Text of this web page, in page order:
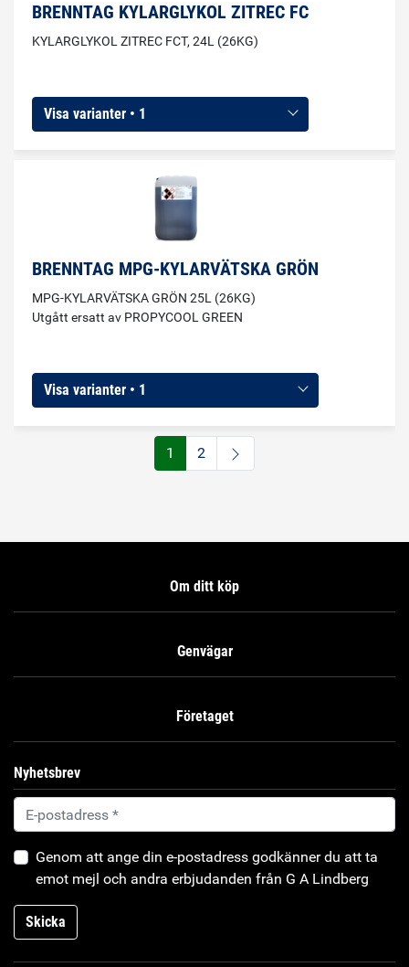
BRENNTAG KYLARGLYKOL ZITREC FC
KYLARGLYKOL ZITREC FCT, 24L (26KG)
Visa varianter • 1
BRENNTAG MPG-KYLARVÄTSKA GRÖN
MPG-KYLARVÄTSKA GRÖN 25L (26KG)
Utgått ersatt av PROPYCOOL GREEN
Visa varianter • 1
1 2
Om ditt köp
Genvägar
Företaget
Nyhetsbrev
Genom att ange din e-postadress godkänner du att ta
emot mejl och andra erbjudanden från G A Lindberg
Skicka